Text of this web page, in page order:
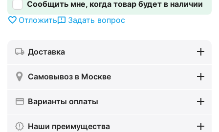
Сообщить мне, когда товар будет в наличии
Отложить
Задать вопрос
Доставка
Самовывоз в Москве
Варианты оплаты
Наши преимущества